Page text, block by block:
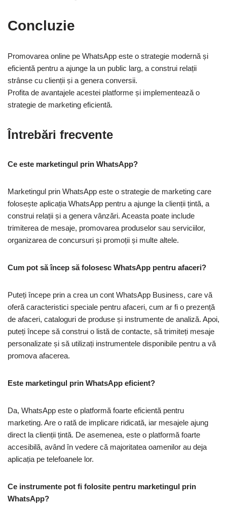
Concluzie
Promovarea online pe WhatsApp este o strategie modernă și
eficientă pentru a ajunge la un public larg, a construi relații
strânse cu clienții și a genera conversii.
Profita de avantajele acestei platforme și implementează o
strategie de marketing eficientă.
Întrebări frecvente
Ce este marketingul prin WhatsApp?
Marketingul prin WhatsApp este o strategie de marketing care
folosește aplicația WhatsApp pentru a ajunge la clienții țintă, a
construi relații și a genera vânzări. Aceasta poate include
trimiterea de mesaje, promovarea produselor sau serviciilor,
organizarea de concursuri și promoții și multe altele.
Cum pot să încep să folosesc WhatsApp pentru afaceri?
Puteți începe prin a crea un cont WhatsApp Business, care vă
oferă caracteristici speciale pentru afaceri, cum ar fi o prezență
de afaceri, cataloguri de produse și instrumente de analiză. Apoi,
puteți începe să construi o listă de contacte, să trimiteți mesaje
personalizate și să utilizați instrumentele disponibile pentru a vă
promova afacerea.
Este marketingul prin WhatsApp eficient?
Da, WhatsApp este o platformă foarte eficientă pentru
marketing. Are o rată de implicare ridicată, iar mesajele ajung
direct la clienții țintă. De asemenea, este o platformă foarte
accesibilă, având în vedere că majoritatea oamenilor au deja
aplicația pe telefoanele lor.
Ce instrumente pot fi folosite pentru marketingul prin
WhatsApp?